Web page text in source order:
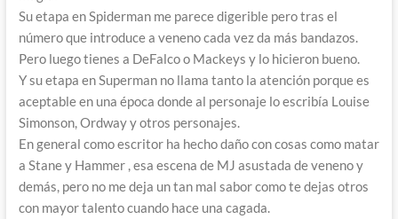
Su etapa en Spiderman me parece digerible pero tras el
número que introduce a veneno cada vez da más bandazos.
Pero luego tienes a DeFalco o Mackeys y lo hicieron bueno.
Y su etapa en Superman no llama tanto la atención porque es
aceptable en una época donde al personaje lo escribía Louise
Simonson, Ordway y otros personajes.
En general como escritor ha hecho daño con cosas como matar
a Stane y Hammer , esa escena de MJ asustada de veneno y
demás, pero no me deja un tan mal sabor como te dejas otros
con mayor talento cuando hace una cagada.